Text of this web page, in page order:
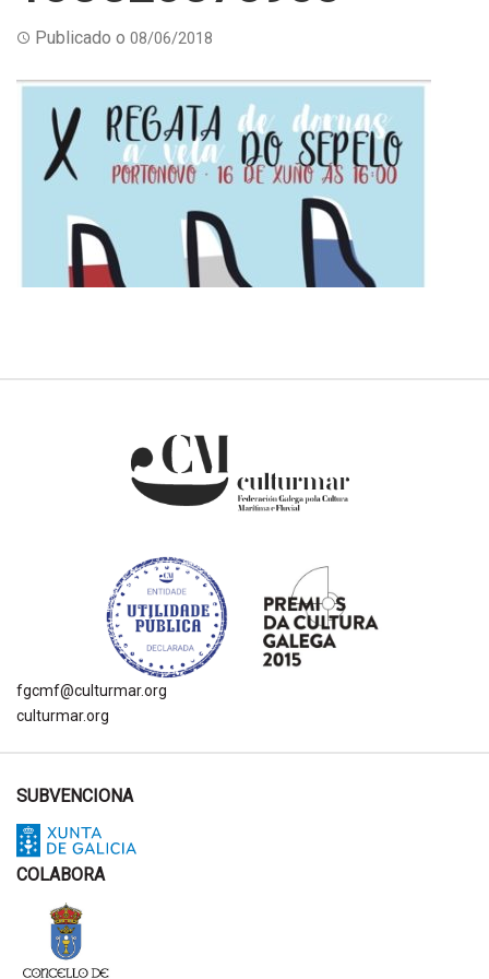
Publicado o 08/06/2018
fgcmf@culturmar.org
culturmar.org
SUBVENCIONA
COLABORA